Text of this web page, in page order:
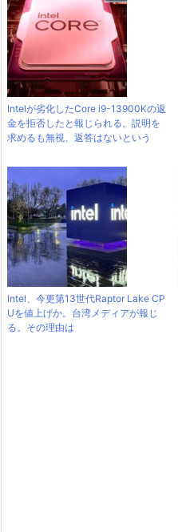
Intelが劣化したCore i9-13900Kの返
金を拒否したと報じられる。説明を
求めるも無視、返答はないという
Intel、今更第13世代Raptor Lake CP
Uを値上げか。台湾メディアが報じ
る。その理由は